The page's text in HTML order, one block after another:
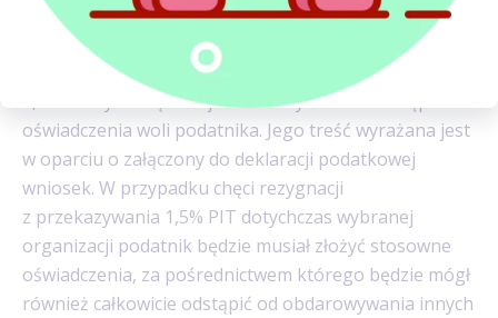
odwołania pierwotnie dokonanego wyboru.
Przekazanie kwoty należnego podatku w wysokości
1,5% na wybraną OPP jest dokonywane w następstwie
oświadczenia woli podatnika. Jego treść wyrażana jest
w oparciu o załączony do deklaracji podatkowej
wniosek. W przypadku chęci rezygnacji
z przekazywania 1,5% PIT dotychczas wybranej
organizacji podatnik będzie musiał złożyć stosowne
oświadczenia, za pośrednictwem którego będzie mógł
również całkowicie odstąpić od obdarowywania innych